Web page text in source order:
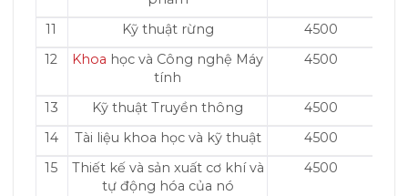
11 Kỹ thuật rừng
4500
12
Khoa học và Công nghệ Máy
tính
4500
13 Kỹ thuật Truyền thông
4500
14
Tài liệu khoa học và kỹ thuật
4500
15
Thiết kế và sản xuất cơ khí và
tự động hóa của nó
4500